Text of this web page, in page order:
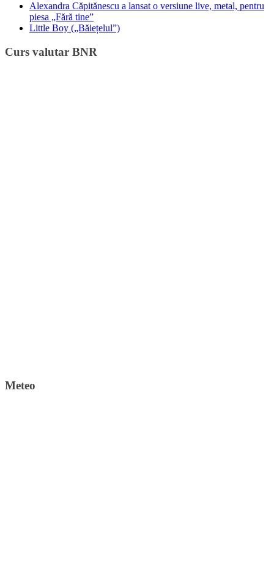
Alexandra Căpitănescu a lansat o versiune live, metal, pentru
piesa „Fără tine”
Little Boy („Băiețelul”)
Curs valutar BNR
Meteo